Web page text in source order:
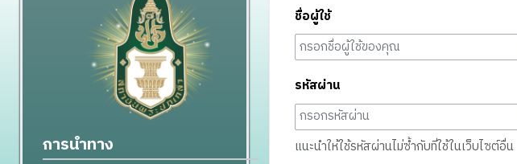
ชื่อผู้ใช้
รหัสผ่าน
แนะนำให้ใช้รหัสผ่านไม่ซ้ำกับที่ใช้ในเว็บไซต์อื่น
การนำทาง